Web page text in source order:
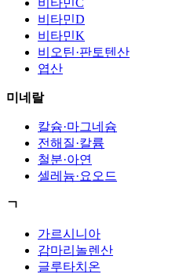
비타민D
비타민K
비오틴·판토텐산
엽산
미네랄
칼슘·마그네슘
전해질·칼륨
철분·아연
셀레늄·요오드
ㄱ
가르시니아
감마리놀렌산
글루타치온